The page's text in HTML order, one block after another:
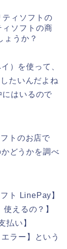
ィソフトの
ソフトの商
ょうか？
）を使って、
たいんだよね
にはいるので
トのお店で
どうかを調べ
ト LinePay】
えるの？】
払い】
ラー】という